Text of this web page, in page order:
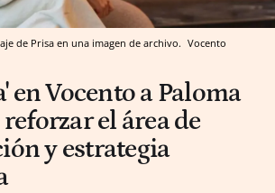
de Prisa en una imagen de archivo. Vocento
en Vocento a Paloma
el área de
y estrategia